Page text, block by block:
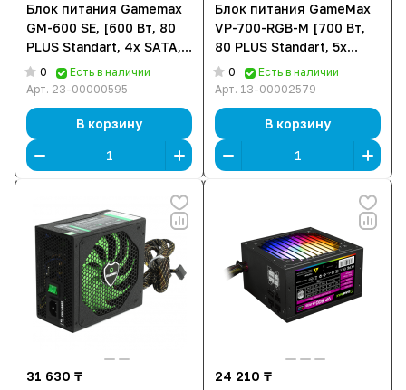
Блок питания Gamemax
GM-600 SE, [600 Вт, 80
PLUS Standart, 4x SATA,
1x 6+2 pin PCIe, 1x 4+4
pin CPU, EPS12V]
0
Есть в наличии
Арт. 23-00000595
В корзину
Блок питания GameMax
VP-700-RGB-M [700 Вт,
80 PLUS Standart, 5x
SATA, 2x 6+2 pin PCIe, 1x
4+4 pin CPU, EPS12V]
0
Есть в наличии
Арт. 13-00002579
В корзину
31 630 ₸
24 210 ₸